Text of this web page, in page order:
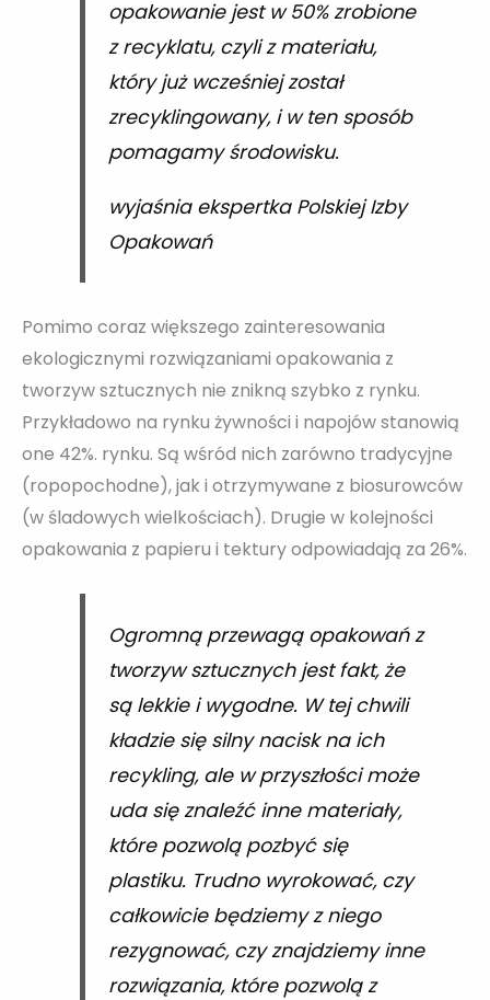
opakowanie jest w 50% zrobione
z recyklatu, czyli z materiału,
który już wcześniej został
zrecyklingowany, i w ten sposób
pomagamy środowisku.
wyjaśnia ekspertka Polskiej Izby
Opakowań
Pomimo coraz większego zainteresowania
ekologicznymi rozwiązaniami opakowania z
tworzyw sztucznych nie znikną szybko z rynku.
Przykładowo na rynku żywności i napojów stanowią
one 42%. rynku. Są wśród nich zarówno tradycyjne
(ropopochodne), jak i otrzymywane z biosurowców
(w śladowych wielkościach). Drugie w kolejności
opakowania z papieru i tektury odpowiadają za 26%.
Ogromną przewagą opakowań z
tworzyw sztucznych jest fakt, że
są lekkie i wygodne. W tej chwili
kładzie się silny nacisk na ich
recykling, ale w przyszłości może
uda się znaleźć inne materiały,
które pozwolą pozbyć się
plastiku. Trudno wyrokować, czy
całkowicie będziemy z niego
rezygnować, czy znajdziemy inne
rozwiązania, które pozwolą z